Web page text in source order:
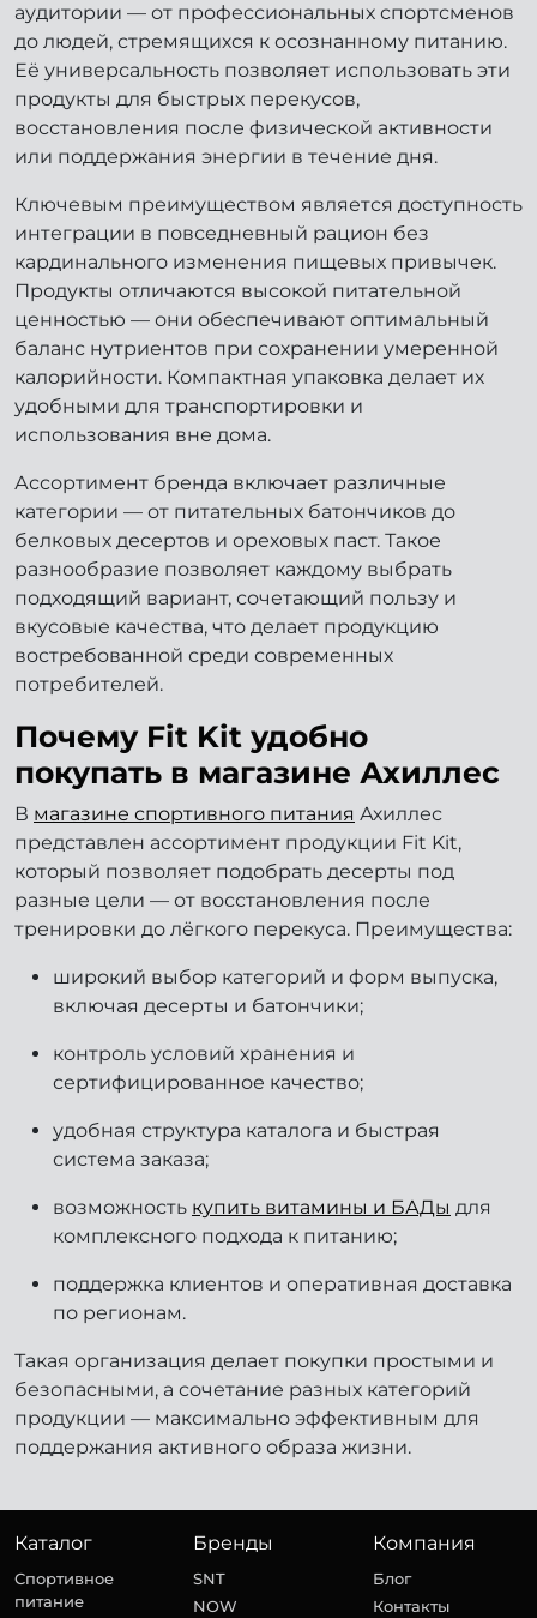
аудитории — от профессиональных спортсменов
до людей, стремящихся к осознанному питанию.
Её универсальность позволяет использовать эти
продукты для быстрых перекусов,
восстановления после физической активности
или поддержания энергии в течение дня.
Ключевым преимуществом является доступность
интеграции в повседневный рацион без
кардинального изменения пищевых привычек.
Продукты отличаются высокой питательной
ценностью — они обеспечивают оптимальный
баланс нутриентов при сохранении умеренной
калорийности. Компактная упаковка делает их
удобными для транспортировки и
использования вне дома.
Ассортимент бренда включает различные
категории — от питательных батончиков до
белковых десертов и ореховых паст. Такое
разнообразие позволяет каждому выбрать
подходящий вариант, сочетающий пользу и
вкусовые качества, что делает продукцию
востребованной среди современных
потребителей.
Почему Fit Kit удобно
покупать в магазине Ахиллес
В магазине спортивного питания Ахиллес
представлен ассортимент продукции Fit Kit,
который позволяет подобрать десерты под
разные цели — от восстановления после
тренировки до лёгкого перекуса. Преимущества:
широкий выбор категорий и форм выпуска,
включая десерты и батончики;
контроль условий хранения и
сертифицированное качество;
удобная структура каталога и быстрая
система заказа;
возможность купить витамины и БАДы для
комплексного подхода к питанию;
поддержка клиентов и оперативная доставка
по регионам.
Такая организация делает покупки простыми и
безопасными, а сочетание разных категорий
продукции — максимально эффективным для
поддержания активного образа жизни.
Каталог
Спортивное
питание
Бренды
SNT
NOW
Компания
Блог
Контакты